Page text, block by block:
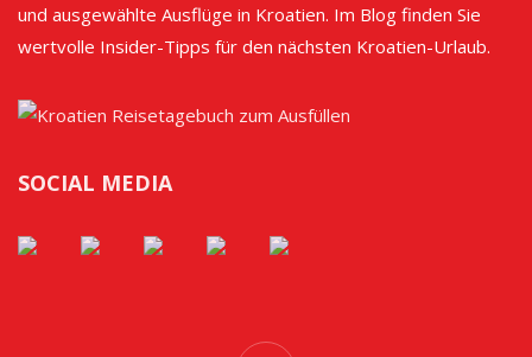
und ausgewählte Ausflüge in Kroatien. Im Blog finden Sie
wertvolle Insider-Tipps für den nächsten Kroatien-Urlaub.
SOCIAL MEDIA